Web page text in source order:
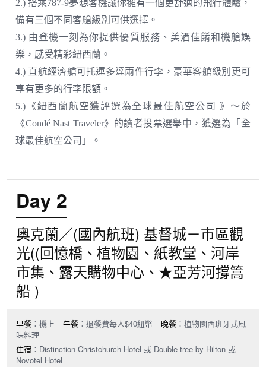
2.) 搭乘787-9夢想客機讓你擁有一個更舒適的飛行體驗，
備有三個不同客艙級別可供選擇。
3.) 由登機一刻為你提供優質服務、美酒佳餚和機艙娛
樂，感受精彩紐西蘭。
4.) 直航經濟艙可托運多達兩件行李，豪華客艙級別更可
享有更多的行李限額。
5.)《紐西蘭航空獲評選為全球最佳航空公司 》～於
《Condé Nast Traveler》的讀者投票選舉中，獲選為「全
球最佳航空公司」。
Day 2
奧克蘭／(國內航班) 基督城－市區觀
光((回憶橋、植物園、紙教堂、河岸
市集、露天購物中心、★亞芳河撐篙
船 )
早餐 ：機上 午餐 ：退餐費每人$40紐幣 晚餐 ：植物園西班牙式風
味料理
住宿 ：Distinction Christchurch Hotel 或 Double tree by Hilton 或
Novotel Hotel